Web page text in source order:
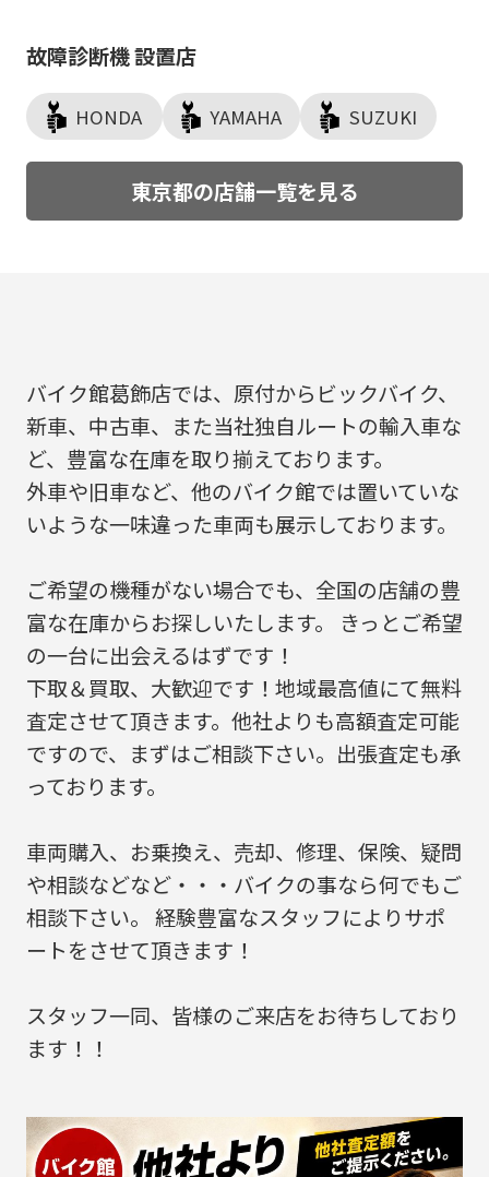
故障診断機 設置店
HONDA YAMAHA SUZUKI
東京都の店舗一覧を見る
バイク館葛飾店では、原付からビックバイク、
新車、中古車、また当社独自ルートの輸入車な
ど、豊富な在庫を取り揃えております。
外車や旧車など、他のバイク館では置いていな
いような一味違った車両も展示しております。
ご希望の機種がない場合でも、全国の店舗の豊
富な在庫からお探しいたします。 きっとご希望
の一台に出会えるはずです！
下取＆買取、大歓迎です！地域最高値にて無料
査定させて頂きます。他社よりも高額査定可能
ですので、まずはご相談下さい。出張査定も承
っております。
車両購入、お乗換え、売却、修理、保険、疑問
や相談などなど・・・バイクの事なら何でもご
相談下さい。 経験豊富なスタッフによりサポ
ートをさせて頂きます！
スタッフ一同、皆様のご来店をお待ちしており
ます！！